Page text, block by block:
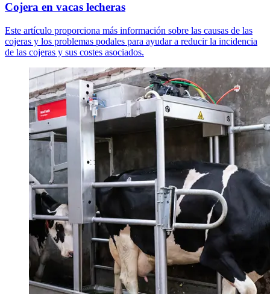
Cojera en vacas lecheras
Este artículo proporciona más información sobre las causas de las
cojeras y los problemas podales para ayudar a reducir la incidencia
de las cojeras y sus costes asociados.